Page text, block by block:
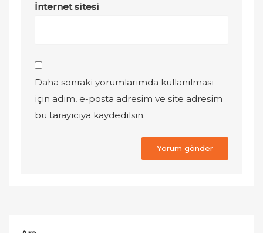
İnternet sitesi
Daha sonraki yorumlarımda kullanılması
için adım, e-posta adresim ve site adresim
bu tarayıcıya kaydedilsin.